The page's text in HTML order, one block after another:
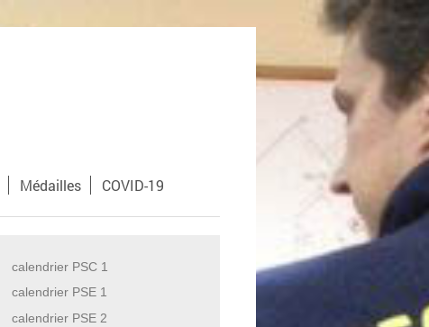
Médailles COVID-19
calendrier PSC 1
calendrier PSE 1
calendrier PSE 2